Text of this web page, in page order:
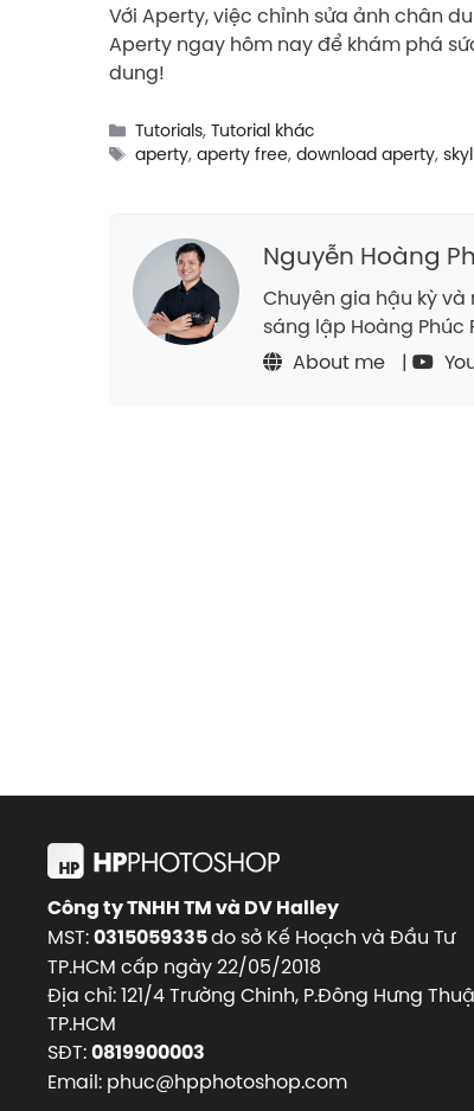
Với Aperty, việc chỉnh sửa ảnh chân
Aperty ngay hôm nay để khám phá
dung!
Categories
Tutorials, Tutorial khác
Tags
aperty, aperty free, download aperty,
Nguyễn Hoàng
Chuyên gia hậu kỳ
sáng lập Hoàng Phúc
About me
|
Công ty TNHH TM và DV Halley
MST:0315059335do sở Kế Hoạch và Đầu Tư
TP.HCM cấp ngày 22/05/2018
Địa chỉ: 121/4 Trường Chinh, P.Đông Hưng
TP.HCM
SĐT:0819900003
Email: phuc@hpphotoshop.com